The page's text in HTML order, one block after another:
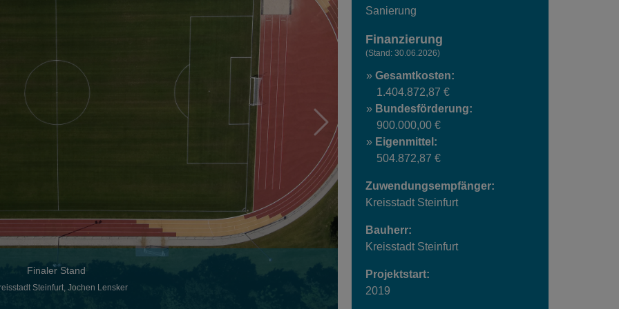
Finaler Stand
Steinfurt, Jochen Lensker
Sanierung
Finanzierung
(Stand: 30.06.2026)
Gesamtkosten:
1.404.872,87 €
Bundesförderung:
900.000,00 €
Eigenmittel:
504.872,87 €
Zuwendungsempfänger:
Kreisstadt Steinfurt
Bauherr:
Kreisstadt Steinfurt
Projektstart:
2019